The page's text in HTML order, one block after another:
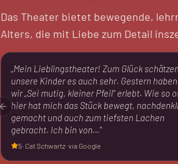
Das Theater bietet bewegende,
Alters, die mit Liebe zum Detail
„Mein Lieblingstheater! Zum Glück schätzen
unsere Kinder es auch sehr. Gestern haben
wir „Sei mutig, kleiner Pfeil“ erlebt. Wie so
hier hat mich das Stück bewegt,
gemacht und auch zum tiefsten Lachen
gebracht. Ich bin von…"
5· Cat Schwartz· via Google
Previous slide